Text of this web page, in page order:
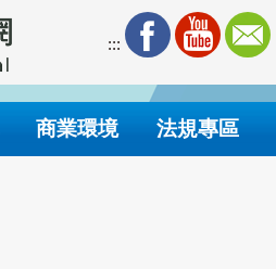
:::
商業環境 法規專區